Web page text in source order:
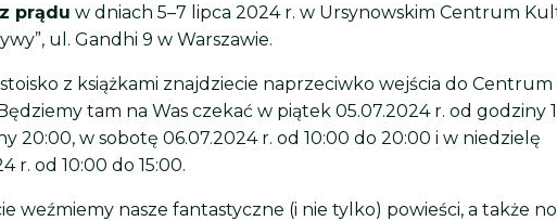
prądu w dniach 5–7 lipca 2024 r. w Ursynowskim Centrum
ul. Gandhi 9 w Warszawie.
z książkami znajdziecie naprzeciwko wejścia do Centrum
tam na Was czekać w piątek 05.07.2024 r. od godziny
20:00, w sobotę 06.07.2024 r. od 10:00 do 20:00 i w niedzielę
r. od 10:00 do 15:00.
weźmiemy nasze fantastyczne (i nie tylko) powieści, a także